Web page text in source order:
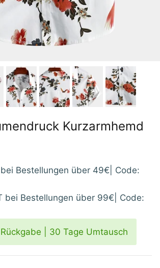
Kurzarmhemd
Bestellungen über 49€| Code:
bei Bestellungen über 99€| Code:
| 30 Tage Umtausch